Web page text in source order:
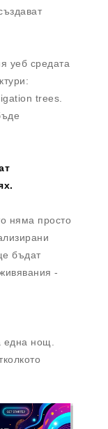
уеб средата
trees.
няма просто
бъдат
-
една нощ.